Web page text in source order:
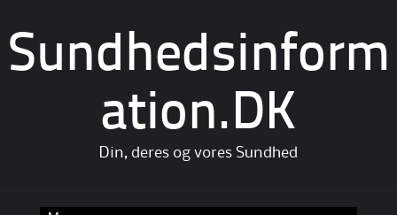
Sundhedsinform
ation.DK
Din, deres og vores Sundhed